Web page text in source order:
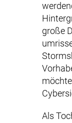
große
Als